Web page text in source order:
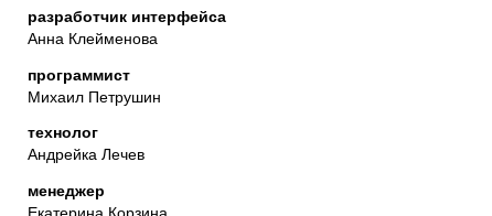
разработчик интерфейса
Анна Клейменова
программист
Михаил Петрушин
технолог
Андрейка Лечев
менеджер
Екатерина Корзина